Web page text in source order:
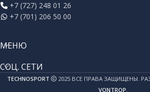
+7 (727) 248 01 26
+7 (701) 206 50 00
МЕНЮ
СОЦ. СЕТИ
TECHNOSPORT
2025 ВСЕ ПРАВА ЗАЩИЩЕНЫ.
VONTROP.